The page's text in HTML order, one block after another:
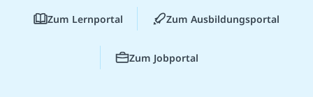
Zum Lernportal Zum Ausbildungsportal
Zum Jobportal